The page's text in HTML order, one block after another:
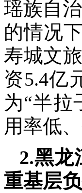
瑶族自
的情况
寿城文
资5.4亿
为“半拉
用率低
2.黑龙
重基层